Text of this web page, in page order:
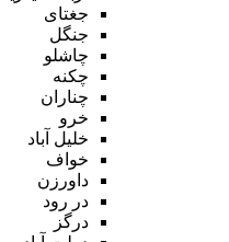
جغتای
جنگل
چاشلو
چکنه
چناران
خرو
خلیل آباد
خواف
داورزن
در رود
درگز